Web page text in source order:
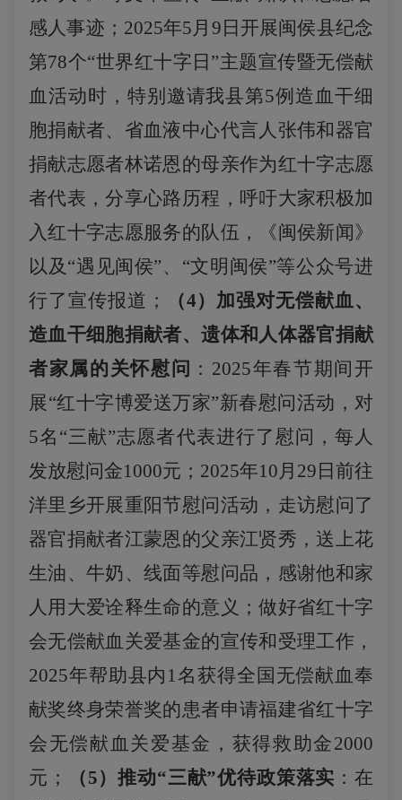
感人事迹；2025年5月9日开展闽侯县纪念
第78个“世界红十字日”主题宣传暨无偿献
血活动时，特别邀请我县第5例造血干细
胞捐献者、省血液中心代言人张伟和器官
捐献志愿者林诺恩的母亲作为红十字志愿
者代表，分享心路历程，呼吁大家积极加
入红十字志愿服务的队伍，《闽侯新闻》
以及“遇见闽侯”、“文明闽侯”等公众号进
行了宣传报道 ； （4）加强对无偿献血、
造血干细胞捐献者、遗体和人体器官捐献
者家属的关怀慰问 ： 2025年春节期间开
展“红十字博爱送万家”新春慰问活动，对
5名“三献”志愿者代表进行了慰问，每人
发放慰问金1000元； 2025年10月29日前往
洋里乡开展重阳节慰问活动，走访慰问了
器官捐献者江蒙恩的父亲江贤秀，送上花
生油、牛奶、线面等慰问品，感谢他和家
人用大爱诠释生命的意义；做好省红十字
会无偿献血关爱基金的宣传和受理工作，
2025年帮助县内1名获得全国无偿献血奉
献奖终身荣誉奖的患者申请福建省红十字
会无偿献血关爱基金，获得救助金2000
元；
（5）推动“三献”优待政策落实 ：在